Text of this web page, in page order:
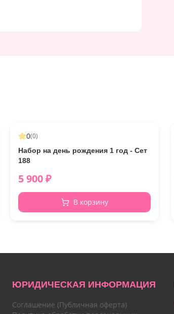
0(0)
Набор на день рождения 1 год - Сет
188
5 900₽
В корзину
ЮРИДИЧЕСКАЯ ИНФОРМАЦИЯ
Соглашение (Публичная оферта)